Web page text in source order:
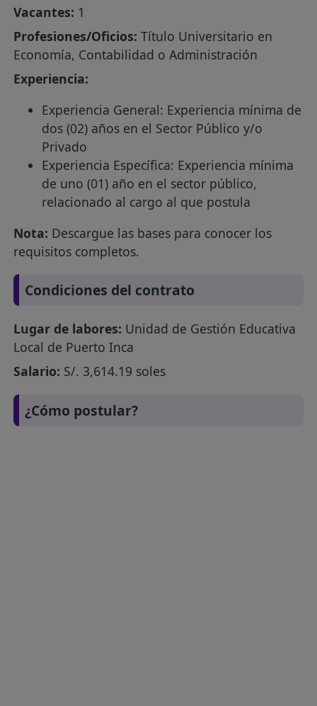
Vacantes: 1
Profesiones/Oficios: Título Universitario en
Economía, Contabilidad o Administración
Experiencia:
Experiencia General: Experiencia mínima de
dos (02) años en el Sector Público y/o
Privado
Experiencia Específica: Experiencia mínima
de uno (01) año en el sector público,
relacionado al cargo al que postula
Nota: Descargue las bases para conocer los
requisitos completos.
Condiciones del contrato
Lugar de labores: Unidad de Gestión Educativa
Local de Puerto Inca
Salario: S/. 3,614.19 soles
¿Cómo postular?